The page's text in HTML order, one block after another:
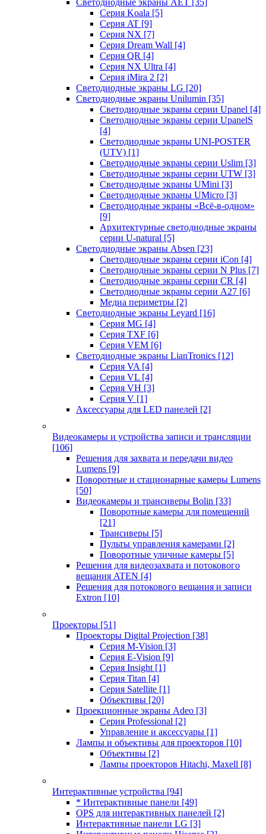
Светодиодные экраны AET [35]
Cерия Koala [5]
Серия AT [9]
Серия NX [7]
Серия Dream Wall [4]
Серия QR [4]
Серия NX Ultra [4]
Серия iMira 2 [2]
Светодиодные экраны LG [20]
Светодиодные экраны Unilumin [35]
Светодиодные экраны серии Upanel [4]
Светодиодные экраны серии UpanelS
[4]
Светодиодные экраны UNI-POSTER
(UTV) [1]
Светодиодные экраны серии Uslim [3]
Светодиодные экраны серии UTW [3]
Светодиодные экраны UMini [3]
Светодиодные экраны UMicro [3]
Светодиодные экраны «Всё-в-одном»
[9]
Архитектурные светодиодные экраны
серии U-natural [5]
Светодиодные экраны Absen [23]
Светодиодные экраны серии iCon [4]
Светодиодные экраны серии N Plus [7]
Светодиодные экраны серии CR [4]
Светодиодные экраны серии А27 [6]
Медиа периметры [2]
Светодиодные экраны Leyard [16]
Серия MG [4]
Серия TXF [6]
Серия VEM [6]
Светодиодные экраны LianTronics [12]
Серия VA [4]
Серия VL [4]
Серия VH [3]
Серия V [1]
Аксессуары для LED панелей [2]
Видеокамеры и устройства записи и трансляции
[106]
Решения для захвата и передачи видео
Lumens [9]
Поворотные и стационарные камеры Lumens
[50]
Видеокамеры и трансиверы Bolin [33]
Поворотные камеры для помещений
[21]
Трансиверы [5]
Пульты управления камерами [2]
Поворотные уличные камеры [5]
Решения для видеозахвата и потокового
вещания ATEN [4]
Решения для потокового вещания и записи
Extron [10]
Проекторы [51]
Проекторы Digital Projection [38]
Серия M-Vision [3]
Серия E-Vision [9]
Серия Insight [1]
Серия Titan [4]
Серия Satellite [1]
Объективы [20]
Проекционные экраны Adeo [3]
Серия Professional [2]
Управление и аксессуары [1]
Лампы и объективы для проекторов [10]
Объективы [2]
Лампы проекторов Hitachi, Maxell [8]
Интерактивные устройства [94]
* Интерактивные панели [49]
OPS для интерактивных панелей [2]
Интерактивные панели LG [3]